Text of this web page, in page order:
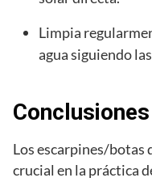
Limpia
agua siguiendo
Conclusiones
Los escarpines/botas
crucial en la práctica